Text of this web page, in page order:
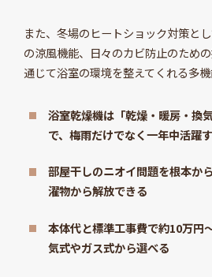
また、冬場のヒートショック対策と
の涼風機能、日々のカビ防止のため
通じて浴室の環境を整えてくれる多機
浴室乾燥機は「乾燥・暖房・換
で、梅雨だけでなく一年中活躍
部屋干しのニオイ問題を根本か
濯物から解放できる
本体代と標準工事費で約10万円
気式やガス式から選べる